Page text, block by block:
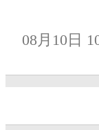
08月10日